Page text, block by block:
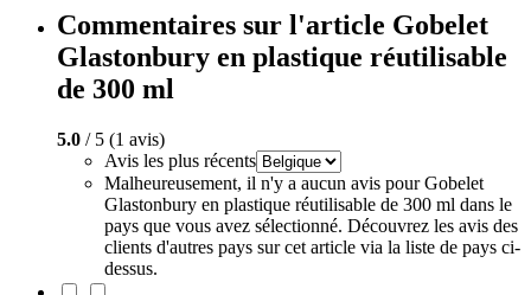
Commentaires sur l'article Gobelet
Glastonbury en plastique réutilisable
de 300 ml
5.0 / 5 (1 avis)
Avis les plus récents
Malheureusement, il n'y a aucun avis pour Gobelet
Glastonbury en plastique réutilisable de 300 ml dans le
pays que vous avez sélectionné. Découvrez les avis des
clients d'autres pays sur cet article via la liste de pays ci-
dessus.